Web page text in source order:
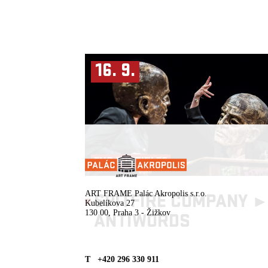
16. 9.
ENG SUBTITLES
SPITFIRE COMPANY ►
ANTIWORDS
ART FRAME Palác Akropolis s.r.o.
Kubelíkova 27
130 00, Praha 3 - Žižkov
T +420 296 330 911